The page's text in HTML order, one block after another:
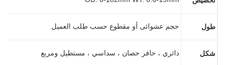
حجم عشوائى أو مقطوع حسب طلب العميل
دائري ، حافر حصان ، سداسي ، مستطيل ومربع